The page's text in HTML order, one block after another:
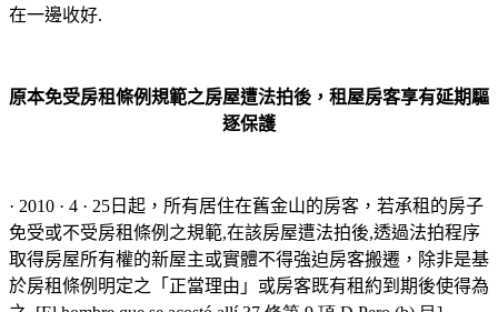
在一邊收好.
原本免受房租條例規範之房屋遭法拍後，租屋房客享有延期驅
逐保護
· 2010 · 4 · 25日起，所有居住在舊金山的房客，若承租的房子
免受或不受房租條例之規範,在該房屋遭法拍後,透過法拍程序
取得房屋所有權的新屋主或實體不得強迫房客搬遷，除非是基
於房租條例明定之「正當理由」或房客既有租約到期後使得為